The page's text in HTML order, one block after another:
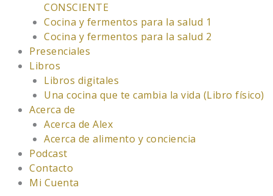
CONSCIENTE
Cocina y fermentos para la salud 1
Cocina y fermentos para la salud 2
Presenciales
Libros
Libros digitales
Una cocina que te cambia la vida (Libro físico)
Acerca de
Acerca de Alex
Acerca de alimento y conciencia
Podcast
Contacto
Mi Cuenta